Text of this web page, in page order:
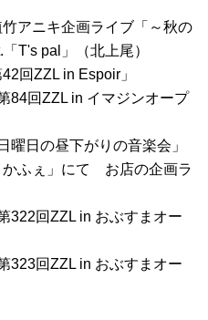
アニキ企画ライブ「～秋の
T's pal」（北上尾）
回ZZL in Espoir」
84回ZZL in イマジンオープ
曜日の昼下がりの音楽会」
ふぇ」にて お店の企画ラ
322回ZZL in おぶすまオー
323回ZZL in おぶすまオー